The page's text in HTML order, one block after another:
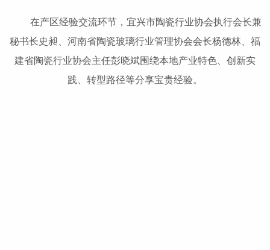
在产区经验交流环节，宜兴市陶瓷行业协会执行会长兼
秘书长史昶、河南省陶瓷玻璃行业管理协会会长杨德林、福
建省陶瓷行业协会主任彭晓斌围绕本地产业特色、创新实
践、转型路径等分享宝贵经验。